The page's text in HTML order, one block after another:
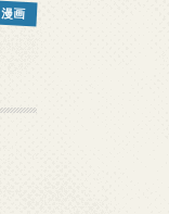
漫画